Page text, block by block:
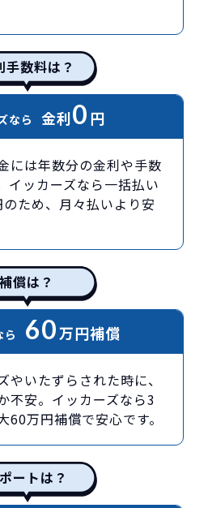
手数料は？
なら 金利0円
には年数分の金利や手数
イッカーズなら一括払い
ため、月々払いより安
補償は？
ら 60万円補償
やいたずらされた時に、
不安。イッカーズなら3
60万円補償で安心です。
ートは？